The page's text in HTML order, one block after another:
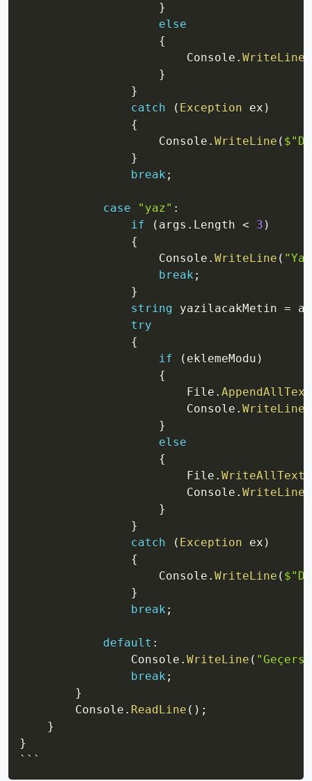
}
else
{
                        Console
. WriteLine
}
}
catch
( Exception ex )
{
                    Console
. WriteLine (
}
break ;
case "yaz" :
if
( args . Length < 3 )
{
                    Console
. WriteLine (
break ;
}
string yazilacakMetin =
try
{
if
( eklemeModu )
{
                        File
. AppendAllText
                        Console
. WriteLine
}
else
{
                        File
. WriteAllText
                        Console
. WriteLine
}
}
catch
( Exception ex )
{
                    Console
. WriteLine (
}
break ;
default :
                Console
. WriteLine (
break ;
}
        Console
. ReadLine ( ) ;
}
}
```